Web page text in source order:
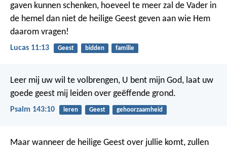
gaven kunnen schenken, hoeveel te meer zal de Vader in
de hemel dan niet de heilige Geest geven aan wie Hem
daarom vragen!
Lucas 11:13 Geest bidden familie
Leer mij uw wil te volbrengen, U bent mijn God, laat uw
goede geest mij leiden over geëffende grond.
Psalm 143:10 leren Geest gehoorzaamheid
Maar wanneer de heilige Geest over jullie komt, zullen